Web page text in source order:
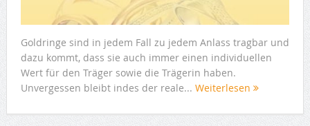
Goldringe sind in jedem Fall zu jedem Anlass tragbar und
dazu kommt, dass sie auch immer einen individuellen
Wert für den Träger sowie die Trägerin haben.
Unvergessen bleibt indes der reale... Weiterlesen